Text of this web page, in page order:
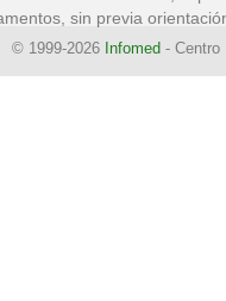
sin previa
© 1999-2026 Infomed - Centro